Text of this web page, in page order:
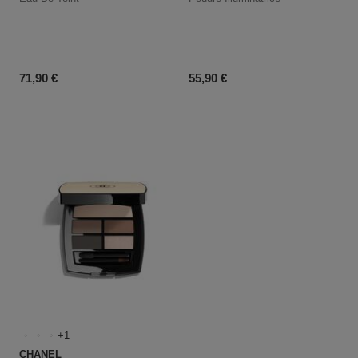
Prix du produit
71,90 € Prix du produit
55,90 €
1
CHANEL